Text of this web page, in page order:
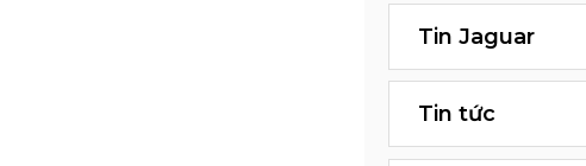
Tin Jaguar
Tin tức